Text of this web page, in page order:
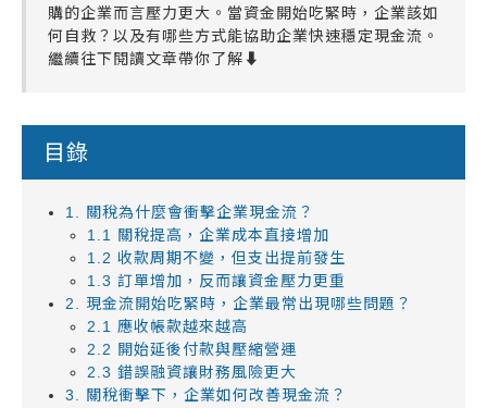
購的企業而言壓力更大。當資金開始吃緊時，企業該如
何自救？以及有哪些方式能協助企業快速穩定現金流。
繼續往下閱讀文章帶你了解⬇️
目錄
1. 關稅為什麼會衝擊企業現金流？
1.1 關稅提高，企業成本直接增加
1.2 收款周期不變，但支出提前發生
1.3 訂單增加，反而讓資金壓力更重
2. 現金流開始吃緊時，企業最常出現哪些問題？
2.1 應收帳款越來越高
2.2 開始延後付款與壓縮營運
2.3 錯誤融資讓財務風險更大
3. 關稅衝擊下，企業如何改善現金流？